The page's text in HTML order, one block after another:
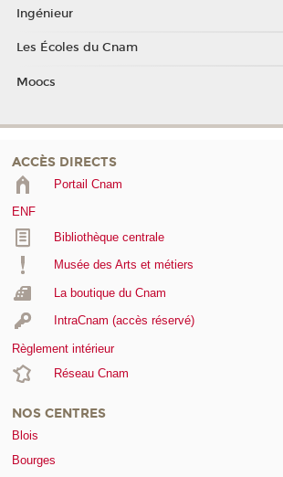
Ingénieur
Les Écoles du Cnam
Moocs
ACCÈS DIRECTS
Portail Cnam
ENF
Bibliothèque centrale
Musée des Arts et métiers
La boutique du Cnam
IntraCnam (accès réservé)
Règlement intérieur
Réseau Cnam
NOS CENTRES
Blois
Bourges